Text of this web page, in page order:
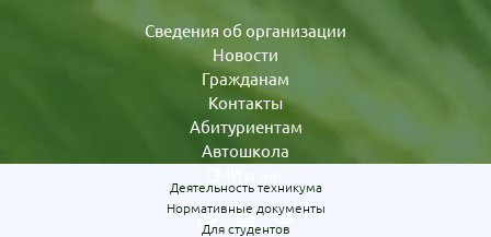
Сведения об организации
Новости
Гражданам
Контакты
Абитуриентам
Автошкола
Деятельность техникума
Нормативные документы
Для студентов